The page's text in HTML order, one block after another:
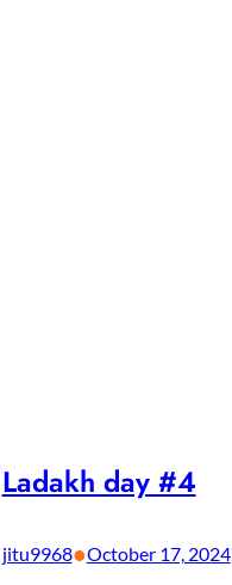
Ladakh day #4
jitu9968•October 17, 2024